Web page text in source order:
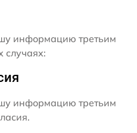
информацию третьим
случаях:
информацию третьим